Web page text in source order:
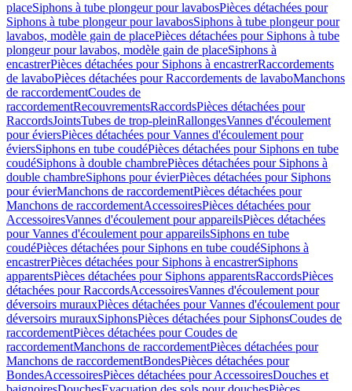
placeSiphons à tube plongeur pour lavabosPièces détachées pour
Siphons à tube plongeur pour lavabosSiphons à tube plongeur pour
lavabos, modèle gain de placePièces détachées pour Siphons à tube
plongeur pour lavabos, modèle gain de placeSiphons à
encastrerPièces détachées pour Siphons à encastrerRaccordements
de lavaboPièces détachées pour Raccordements de lavaboManchons
de raccordementCoudes de
raccordementRecouvrementsRaccordsPièces détachées pour
RaccordsJointsTubes de trop-pleinRallongesVannes d'écoulement
pour éviersPièces détachées pour Vannes d'écoulement pour
éviersSiphons en tube coudéPièces détachées pour Siphons en tube
coudéSiphons à double chambrePièces détachées pour Siphons à
double chambreSiphons pour évierPièces détachées pour Siphons
pour évierManchons de raccordementPièces détachées pour
Manchons de raccordementAccessoiresPièces détachées pour
AccessoiresVannes d'écoulement pour appareilsPièces détachées
pour Vannes d'écoulement pour appareilsSiphons en tube
coudéPièces détachées pour Siphons en tube coudéSiphons à
encastrerPièces détachées pour Siphons à encastrerSiphons
apparentsPièces détachées pour Siphons apparentsRaccordsPièces
détachées pour RaccordsAccessoiresVannes d'écoulement pour
déversoirs murauxPièces détachées pour Vannes d'écoulement pour
déversoirs murauxSiphonsPièces détachées pour SiphonsCoudes de
raccordementPièces détachées pour Coudes de
raccordementManchons de raccordementPièces détachées pour
Manchons de raccordementBondesPièces détachées pour
BondesAccessoiresPièces détachées pour AccessoiresDouches et